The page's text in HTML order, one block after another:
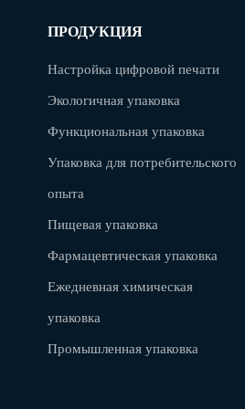
ПРОДУКЦИЯ
Настройка цифровой печати
Экологичная упаковка
Функциональная упаковка
Упаковка для потребительского
опыта
Пищевая упаковка
Фармацевтическая упаковка
Ежедневная химическая
упаковка
Промышленная упаковка